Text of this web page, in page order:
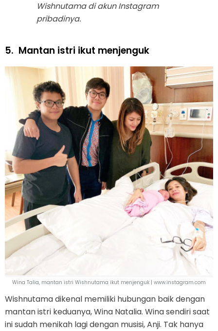
Wishnutama di akun Instagram
pribadinya.
5. Mantan istri ikut menjenguk
Wina Talia, mantan istri Wishnutama ikut menjenguk | www.instagram.com
Wishnutama dikenal memiliki hubungan baik dengan
mantan istri keduanya, Wina Natalia. Wina sendiri saat
ini sudah menikah lagi dengan musisi, Anji. Tak hanya